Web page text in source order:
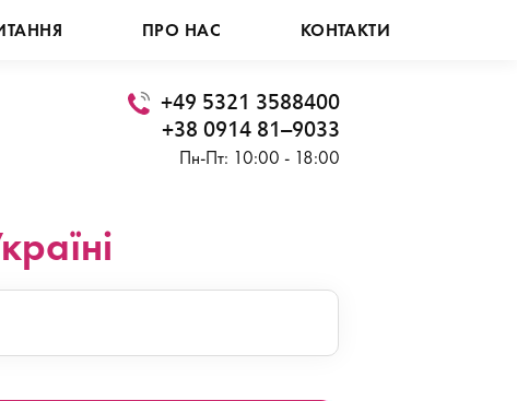
ПРО НАС КОНТАКТИ
+49 5321 3588400
+38 0914 81–9033
Пн-Пт: 10:00 - 18:00